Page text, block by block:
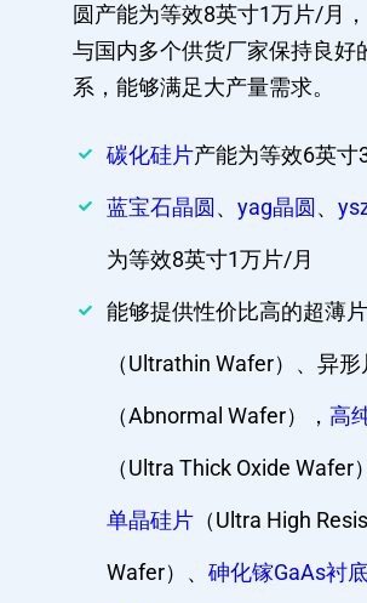
圆产能为等效8英寸1万片/月
与国内多个供货厂家保持良好
系，能够满足大产量需求。
碳化硅片产能为等效6英寸
蓝宝石晶圆 、 yag晶圆 、
为等效8英寸1万片/月
能够提供性价比高的超薄片
（Ultrathin Wafer）、异形
（Abnormal Wafer）， 高
（Ultra Thick Oxide Wafer
单晶硅片 （Ultra High
Wafer）、 砷化镓GaAs衬